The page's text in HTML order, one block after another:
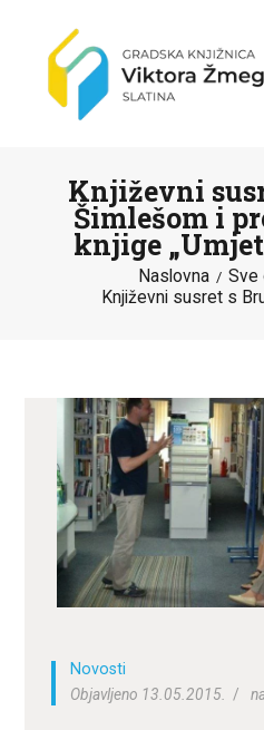
Književni
Šimlešom i
knjige
Naslovna Sve
Književni susret s
NASLOVNA
PROGRAMI I
KATALOG
O KNJIŽNICI
ZA KORISNIKE
ODJELI
DOKUMENTI
Novosti
Objavljeno 13.05.2015.